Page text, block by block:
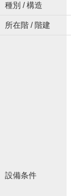
種別 / 構造
所在階 / 階建
設備条件